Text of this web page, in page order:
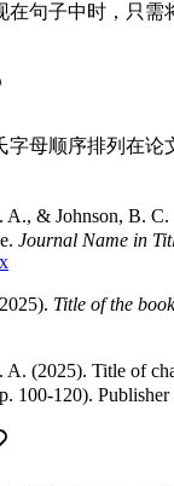
在句子中时，只需
字母顺序排列在论
A., & Johnson, B.
Journal Name in
Title of the
A. (2025). Title of
100-120). Publisher